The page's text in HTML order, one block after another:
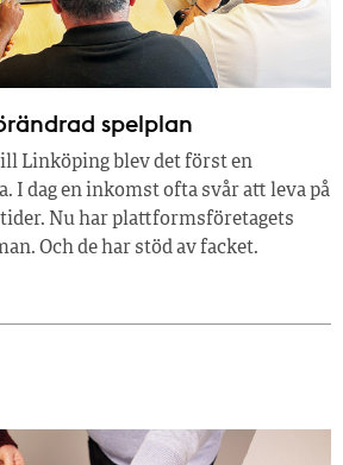
spelplan
Linköping blev det först en
I dag en inkomst ofta svår att leva på
Nu har plattformsföretagets
Och de har stöd av facket.